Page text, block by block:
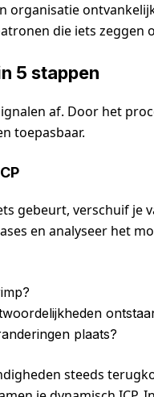
organisatie
die iets zeggen
5 stappen
af. Door het
toepasbaar.
gebeurt, verschuif je
en analyseer het
plaats?
steeds